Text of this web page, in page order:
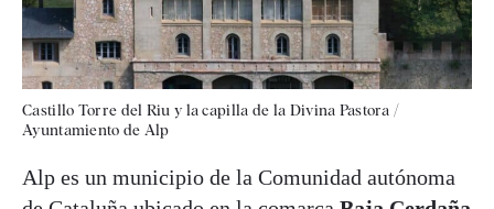
Castillo Torre del Riu y la capilla de la Divina Pastora /
Ayuntamiento de Alp
Alp es un municipio de la Comunidad autónoma